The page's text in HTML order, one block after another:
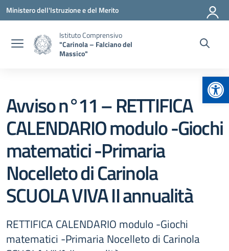
Vai ai contenuti
Vai al menu di navigazione
Vai al footer
Ministero dell'Istruzione e del Merito
Istituto Comprensivo
"Carinola – Falciano del
Massico"
Avviso n°11 – RETTIFICA
CALENDARIO modulo -Giochi
matematici -Primaria
Nocelleto di Carinola
SCUOLA VIVA II annualità
RETTIFICA CALENDARIO modulo -Giochi
matematici -Primaria Nocelleto di Carinola